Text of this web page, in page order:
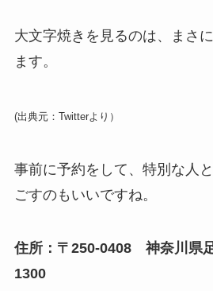
大文字焼きを見るのは、まさ
ます。
(出典元：Twitterより）
事前に予約をして、特別な人
ごすのもいいですね。
住所：〒250-0408 神奈川県
1300